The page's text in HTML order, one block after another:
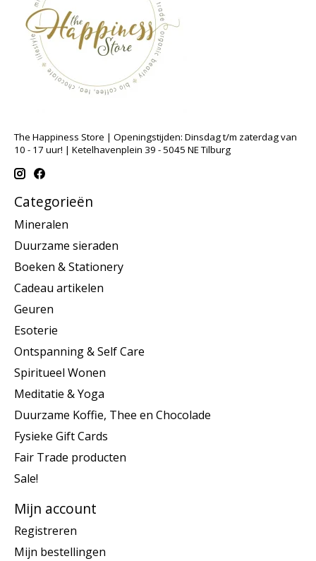
The Happiness Store | Openingstijden: Dinsdag t/m zaterdag van
10 - 17 uur! | Ketelhavenplein 39 - 5045 NE Tilburg
Categorieën
Mineralen
Duurzame sieraden
Boeken & Stationery
Cadeau artikelen
Geuren
Esoterie
Ontspanning & Self Care
Spiritueel Wonen
Meditatie & Yoga
Duurzame Koffie, Thee en Chocolade
Fysieke Gift Cards
Fair Trade producten
Sale!
Mijn account
Registreren
Mijn bestellingen